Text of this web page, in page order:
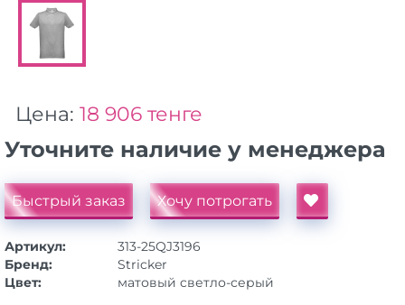
Цена: 18 906 тенге
Уточните наличие у менеджера
Быстрый заказ Хочу потрогать
Артикул:
313-25QJ3196
Бренд:
Stricker
Цвет:
матовый cветло-серый